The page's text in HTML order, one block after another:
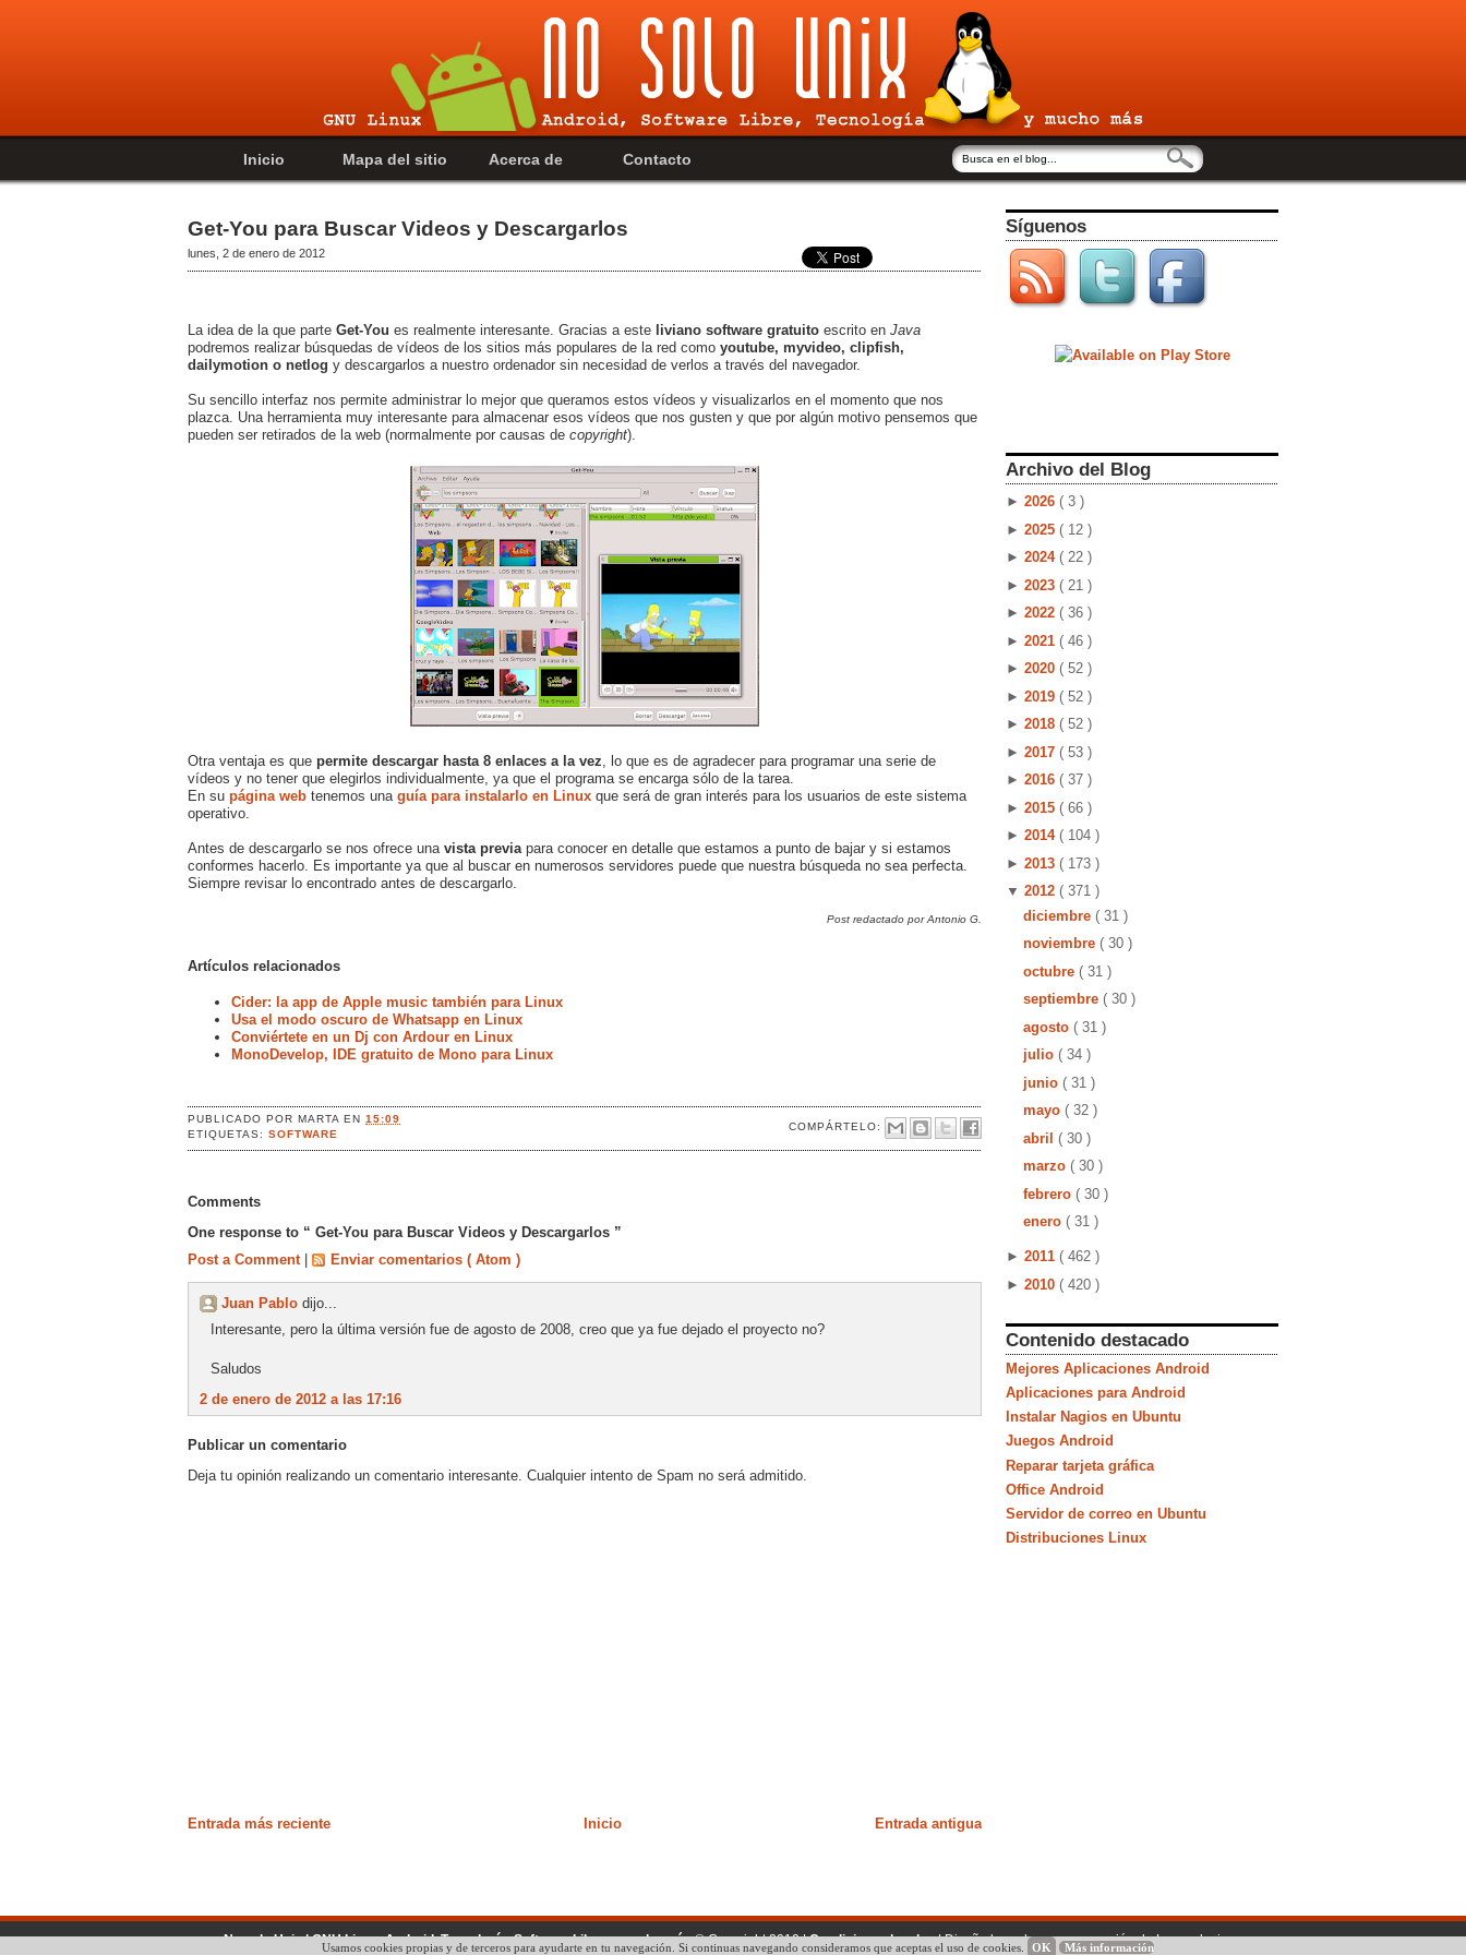
Inicio Mapa del sitio Acerca de Contacto
Get-You para Buscar Videos y Descargarlos
lunes, 2 de enero de 2012
La idea de la que parte Get-You es realmente interesante. Gracias a este liviano software gratuito escrito en Java
podremos realizar búsquedas de vídeos de los sitios más populares de la red como youtube, myvideo, clipfish,
dailymotion o netlog y descargarlos a nuestro ordenador sin necesidad de verlos a través del navegador.
Su sencillo interfaz nos permite administrar lo mejor que queramos estos vídeos y visualizarlos en el momento que nos
plazca. Una herramienta muy interesante para almacenar esos vídeos que nos gusten y que por algún motivo pensemos que
pueden ser retirados de la web (normalmente por causas de copyright).
Otra ventaja es que permite descargar hasta 8 enlaces a la vez , lo que es de agradecer para programar una serie de
vídeos y no tener que elegirlos individualmente, ya que el programa se encarga sólo de la tarea.
En su página web tenemos una guía para instalarlo en Linux que será de gran interés para los usuarios de este sistema
operativo.
Antes de descargarlo se nos ofrece una vista previa para conocer en detalle que estamos a punto de bajar y si estamos
conformes hacerlo. Es importante ya que al buscar en numerosos servidores puede que nuestra búsqueda no sea perfecta.
Siempre revisar lo encontrado antes de descargarlo.
Post redactado por Antonio G.
Artículos relacionados
Cider: la app de Apple music también para Linux
Usa el modo oscuro de Whatsapp en Linux
Conviértete en un Dj con Ardour en Linux
MonoDevelop, IDE gratuito de Mono para Linux
PUBLICADO PORMARTAEN15:09
COMPÁRTELO:
ETIQUETAS:SOFTWARE
Comments
One response to “ Get-You para Buscar Videos y Descargarlos ”
Post a Comment
Enviar comentarios ( Atom )
Juan Pablo dijo...
Interesante, pero la última versión fue de agosto de 2008, creo que ya fue dejado el proyecto no?
Saludos
2 de enero de 2012 a las 17:16
Publicar un comentario
Deja tu opinión realizando un comentario interesante. Cualquier intento de Spam no será admitido.
Entrada más reciente Entrada antigua
Inicio
Síguenos
Archivo del Blog
► 2026 ( 3 )
► 2025 ( 12 )
► 2024 ( 22 )
► 2023 ( 21 )
► 2022 ( 36 )
► 2021 ( 46 )
► 2020 ( 52 )
► 2019 ( 52 )
► 2018 ( 52 )
► 2017 ( 53 )
► 2016 ( 37 )
► 2015 ( 66 )
► 2014 ( 104 )
► 2013 ( 173 )
▼ 2012 ( 371 )
diciembre ( 31 )
noviembre ( 30 )
octubre ( 31 )
septiembre ( 30 )
agosto ( 31 )
julio ( 34 )
junio ( 31 )
mayo ( 32 )
abril ( 30 )
marzo ( 30 )
febrero ( 30 )
enero ( 31 )
► 2011 ( 462 )
► 2010 ( 420 )
Contenido destacado
Mejores Aplicaciones Android
Aplicaciones para Android
Instalar Nagios en Ubuntu
Juegos Android
Reparar tarjeta gráfica
Office Android
Servidor de correo en Ubuntu
Distribuciones Linux
No solo Unix | GNU Linux, Android, Tecnología, Software Libre y mucho más© Copyright 2010 |Condiciones legales| Diseño basado en una creación de Lawnydesignz
Usamos cookies propias y de terceros para ayudarte en tu navegación. Si continuas navegando consideramos que aceptas el uso de cookies. OK Más información